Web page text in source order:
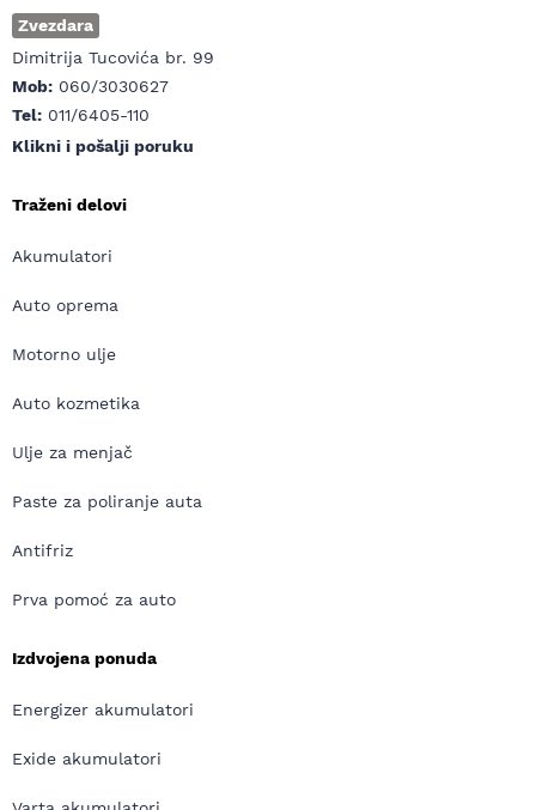
Zvezdara
Dimitrija Tucovića br. 99
Mob: 060/3030627
Tel: 011/6405-110
Klikni i pošalji poruku
Traženi delovi
Akumulatori
Auto oprema
Motorno ulje
Auto kozmetika
Ulje za menjač
Paste za poliranje auta
Antifriz
Prva pomoć za auto
Izdvojena ponuda
Energizer akumulatori
Exide akumulatori